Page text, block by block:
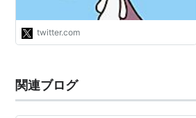
シングに同調していた"
twitter.com
関連ブログ